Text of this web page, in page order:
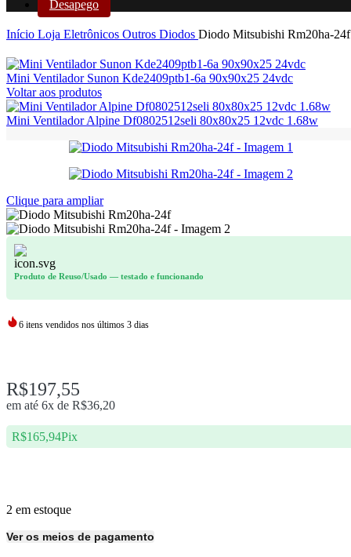
Desapego
Início Loja Eletrônicos Outros Diodos Diodo Mitsubishi Rm20ha-24f
Mini Ventilador Sunon Kde2409ptb1-6a 90x90x25 24vdc
Voltar aos produtos
Mini Ventilador Alpine Df0802512seli 80x80x25 12vdc 1.68w
Clique para ampliar
Produto de Reuso/Usado — testado e funcionando
6 itens vendidos nos últimos 3 dias
R$197,55
em até 6x de R$36,20
R$165,94Pix
2 em estoque
Ver os meios de pagamento